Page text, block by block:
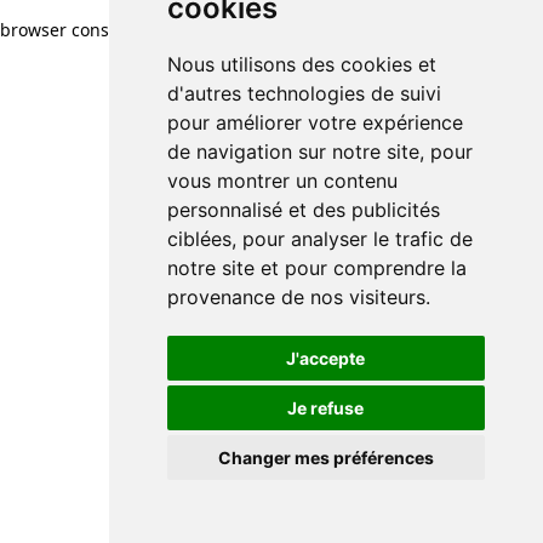
cookies
Nous utilisons des cookies et
d'autres technologies de suivi
pour améliorer votre expérience
de navigation sur notre site, pour
vous montrer un contenu
personnalisé et des publicités
ciblées, pour analyser le trafic de
notre site et pour comprendre la
provenance de nos visiteurs.
J'accepte
Je refuse
Changer mes préférences
browser console for more information)